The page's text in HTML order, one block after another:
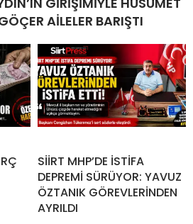
AİLELER BARIŞTI
SİİRT MHP’DE İSTİFA
DEPREMİ SÜRÜYOR: YAVUZ
ÖZTANIK GÖREVLERİNDEN
AYRILDI